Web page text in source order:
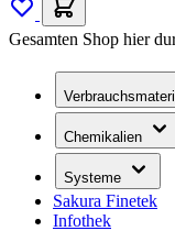
Gesamten Shop hier
Chemikalien
Systeme
Sakura Finetek
Infothek